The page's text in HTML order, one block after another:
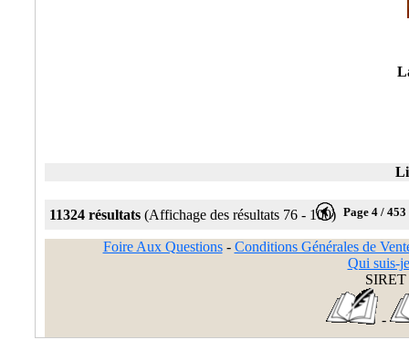
11324 résultats (Affichage des résultats 76 - 100) Page 4 / 453
Foire Aux Questions- Conditions Générales de
Qui suis-
SIRET
-